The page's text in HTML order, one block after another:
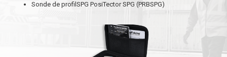
Sonde de profilSPG PosiTector SPG (PRBSPG)